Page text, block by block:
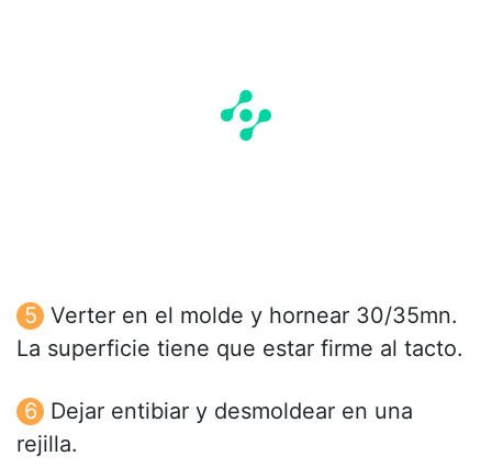
Verter en el molde y hornear 30/35mn.
La superficie tiene que estar firme al tacto.
Dejar entibiar y desmoldear en una
rejilla.